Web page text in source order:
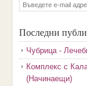
Последни
Чубрица -
Комплекс с
(Начинаещи)